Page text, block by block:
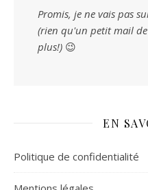
Promis, je ne vais pas
(rien qu'un petit mail
plus!) 😉
EN
Politique de confidentialité